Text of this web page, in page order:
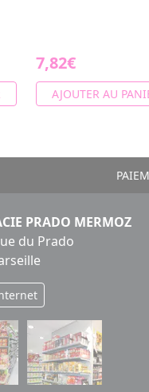
7,82€
AJOUTER AU
PRADO MERMOZ
du Prado